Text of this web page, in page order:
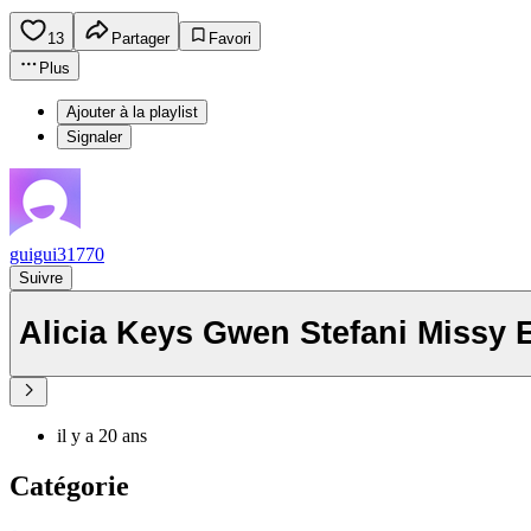
13 Partager
Favori
Plus
Ajouter à la playlist
Signaler
guigui31770
Suivre
Alicia Keys Gwen
il y a 20 ans
Catégorie